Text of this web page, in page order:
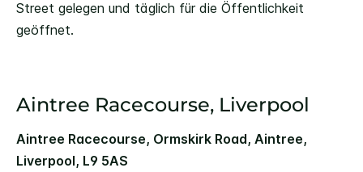
Street gelegen und täglich für die Öffentlichkeit
geöffnet.
Aintree Racecourse, Liverpool
Aintree Racecourse, Ormskirk Road, Aintree,
Liverpool, L9 5AS